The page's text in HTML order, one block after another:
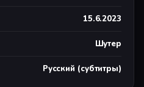
и навыками и
задания, так и сетевые
случайные миссии в
15.6.2023
Шутер
Русский (субтитры)